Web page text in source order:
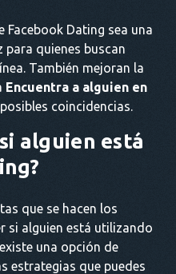
Facebook Dating sea una
quienes buscan
También mejoran la
Encuentra a alguien en
coincidencias.
alguien está
que se hacen los
si alguien está utilizando
una opción de
estrategias que puedes